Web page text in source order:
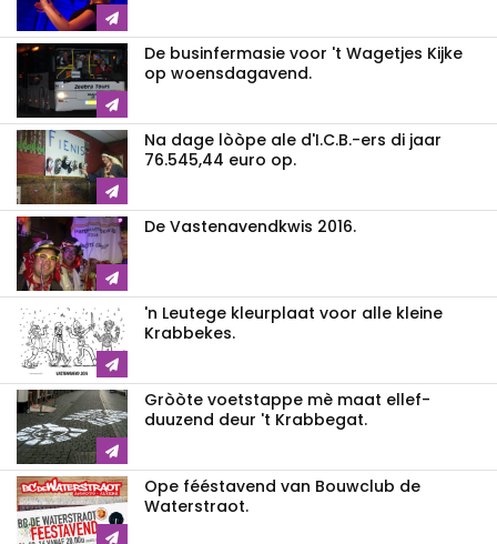
De businfermasie voor 't Wagetjes Kijke
op woensdagavend.
Na dage lòòpe ale d'I.C.B.-ers di jaar
76.545,44 euro op.
De Vastenavendkwis 2016.
'n Leutege kleurplaat voor alle kleine
Krabbekes.
Gròòte voetstappe mè maat ellef-
duuzend deur 't Krabbegat.
Ope fééstavend van Bouwclub de
Waterstraot.